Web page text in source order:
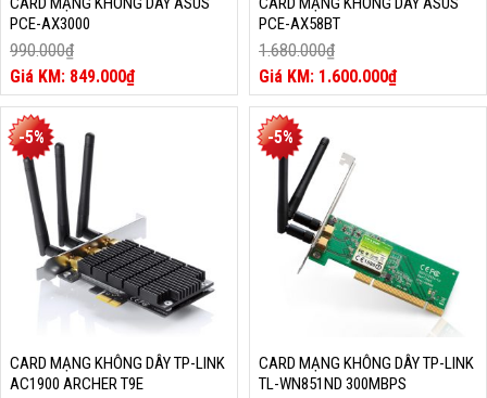
PCE-AX3000
990.000₫
Giá
gốc
là:
990.000₫.
849.000₫
Giá
hiện
tại
là:
849.000₫.
PCE-AX58BT
1.680.000₫
Giá
gốc
là:
1.680.000₫.
1.600.000₫
Giá
hiện
tại
là:
1.600.000₫.
-5%
CARD MẠNG KHÔNG DÂY TP-LINK
AC1900 ARCHER T9E
-5%
CARD MẠNG KHÔNG DÂY TP-LINK
TL-WN851ND 300MBPS